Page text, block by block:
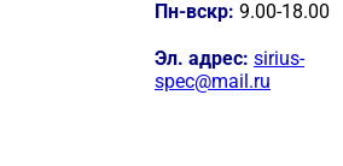
Пн-вскр: 9.00-18.00
Эл. адрес: sirius-
spec@mail.ru